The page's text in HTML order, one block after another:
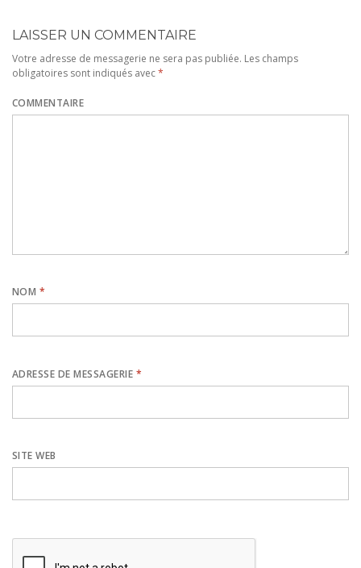
LAISSER UN COMMENTAIRE
Votre adresse de messagerie ne sera pas publiée. Les champs
obligatoires sont indiqués avec*
COMMENTAIRE
NOM *
ADRESSE DE MESSAGERIE *
SITE WEB